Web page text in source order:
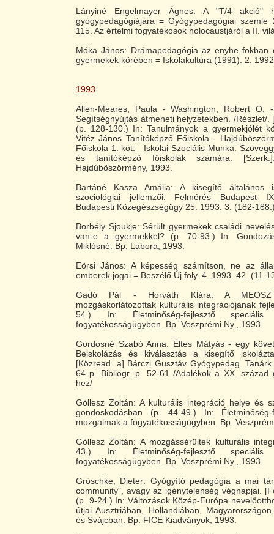
Lányiné Engelmayer Ágnes: A "T/4 akció"
gyógypedagógiájára = Gyógypedagógiai
115. Az értelmi fogyatékosok holocaustjáról a II.
Móka János: Drámapedagógia az enyhe fokban
gyermekek körében = Iskolakultúra (1991). 2.
1993
Allen-Meares, Paula - Washington, Robert O.
Segítségnyújtás átmeneti helyzetekben. /Részlet/.
(p. 128-130.) In: Tanulmányok a gyermekjólét
Vitéz János Tanítóképző Főiskola -
Főiskola 1. köt. Iskolai Szociális Munka.
és tanítóképző főiskolák számára.
Hajdúböszörmény, 1993.
Bartáné Kasza Amália: A kisegítő általános
szociológiai jellemzői. Felmérés Budapest
Budapesti Közegészségügy 25. 1993. 3. (182-
Borbély Sjoukje: Sérült gyermekek családi
van-e a gyermekkel? (p. 70-93.) In:
Miklósné. Bp. Labora, 1993.
Eörsi János: A képesség számítson, ne az
emberek jogai = Beszélő Új foly. 4. 1993. 42. (11-
Gadó Pál - Horváth Klára: A MEOSZ
mozgáskorlátozottak kulturális integrációjának
54.) In: Életminőség-fejlesztő
fogyatékosságügyben. Bp. Veszprémi Ny., 1993.
Gordosné Szabó Anna: Éltes Mátyás - egy
Beiskolázás és kiválasztás a kisegítő
[Közread. a] Bárczi Gusztáv Gyógypedag.
64 p. Bibliogr. p. 52-61 /Adalékok a XX. század
hez/
Göllesz Zoltán: A kulturális integráció helye és
gondoskodásban (p. 44-49.) In: Életminőség-
mozgalmak a fogyatékosságügyben. Bp.
Göllesz Zoltán: A mozgássérültek kulturális
43.) In: Életminőség-fejlesztő
fogyatékosságügyben. Bp. Veszprémi Ny., 1993.
Gröschke, Dieter: Gyógyító pedagógia a mai
community", avagy az igénytelenség végnapjai.
(p. 9-24.) In: Változások Közép-Európa
útjai Ausztriában, Hollandiában,
és Svájcban. Bp. FICE Kiadványok, 1993.